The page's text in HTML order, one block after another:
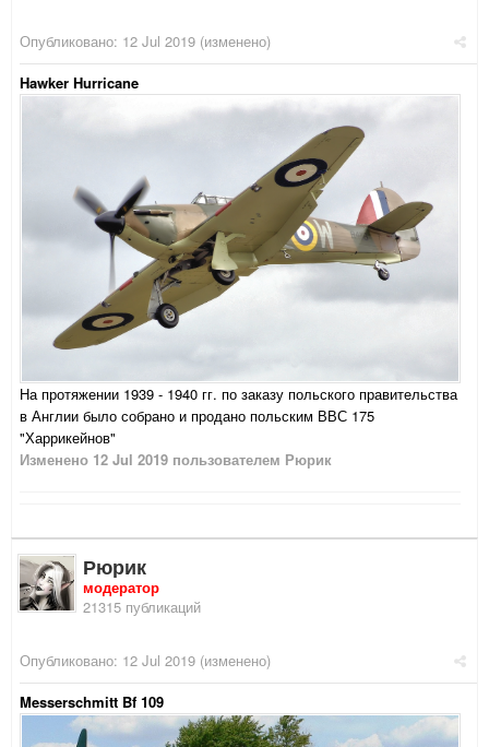
Опубликовано: 12 Jul 2019 (изменено)
Hawker Hurricane
На протяжении 1939 - 1940 гг. по заказу польского правительства
в Англии было собрано и продано польским ВВС 175
"Харрикейнов"
Изменено 12 Jul 2019 пользователем Рюрик
Рюрик
модератор
21315 публикаций
Опубликовано: 12 Jul 2019 (изменено)
Messerschmitt Bf 109